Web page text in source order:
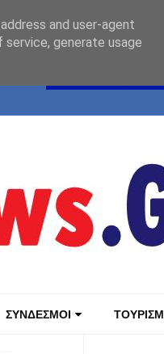
ΣΥΝΔΕΣΜΟΙ
and user-agent
generate usage